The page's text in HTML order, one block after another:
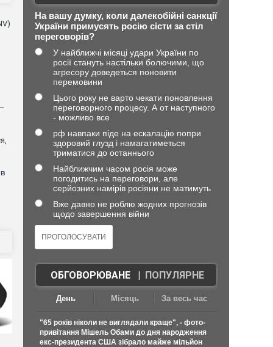
На вашу думку, коли далекобійні санкції
України примусять росію сісти за стіл
переговорів?
У найближчі місяці удари України по
росії стануть настільки болючими, що
агресору доведеться поновити
перемовини
Цього року не варто чекати поновлення
переговорного процесу. А от наступного
- можливо все
рф навпаки піде на ескалацію попри
здоровий глузд і намагатиметься
триматися до останнього
Найближчим часом росія може
погодитись на переговори, але
серйозних намірів росіяни не матимуть
Вже давно не роблю жодних прогнозів
щодо завершення війни
ОБГОВОРЮВАНЕ| ПОПУЛЯРНЕ
День Місяць За весь час
"65 років ніколи не виглядали краще", - фото-
привітання Мішель Обами до дня народження
екс-президента США зібрало майже мільйон